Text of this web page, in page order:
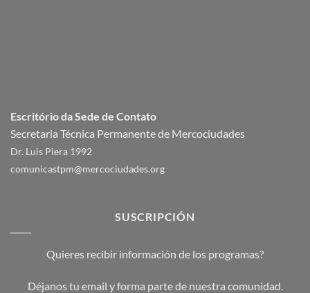
Escritório da Sede de Contato
Secretaria Técnica Permanente de Mercociudades
Dr. Luis Piera 1992
comunicastpm@mercociudades.org
SUSCRIPCIÓN
Quieres recibir información de los programas?
Déjanos tu email y forma parte de nuestra comunidad.